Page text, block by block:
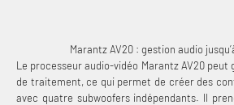
Marantz AV20 : gestion audio
Le processeur audio-vidéo Marantz AV20 peut
de traitement, ce qui permet de créer des
avec quatre subwoofers indépendants. Il